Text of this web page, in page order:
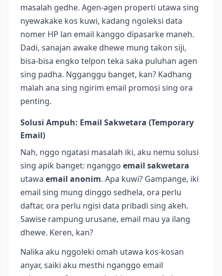
masalah gedhe. Agen-agen properti utawa sing
nyewakake kos kuwi, kadang ngoleksi data
nomer HP lan email kanggo dipasarke maneh.
Dadi, sanajan awake dhewe mung takon siji,
bisa-bisa engko telpon teka saka puluhan agen
sing padha. Ngganggu banget, kan? Kadhang
malah ana sing ngirim email promosi sing ora
penting.
Solusi Ampuh: Email Sakwetara (Temporary
Email)
Nah, nggo ngatasi masalah iki, aku nemu solusi
sing apik banget: nganggo email sakwetara
utawa email anonim. Apa kuwi? Gampange, iki
email sing mung dinggo sedhela, ora perlu
daftar, ora perlu ngisi data pribadi sing akeh.
Sawise rampung urusane, email mau ya ilang
dhewe. Keren, kan?
Nalika aku nggoleki omah utawa kos-kosan
anyar, saiki aku mesthi nganggo email